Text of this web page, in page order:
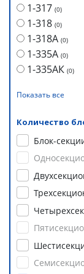
1-317 (0)
1-318 (0)
1-318А (0)
1-335А (0)
1-335АК (0)
Показать все
Количество
Блок-